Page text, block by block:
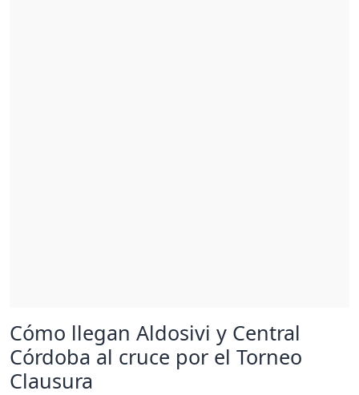
Cómo llegan Aldosivi y Central
Córdoba al cruce por el Torneo
Clausura